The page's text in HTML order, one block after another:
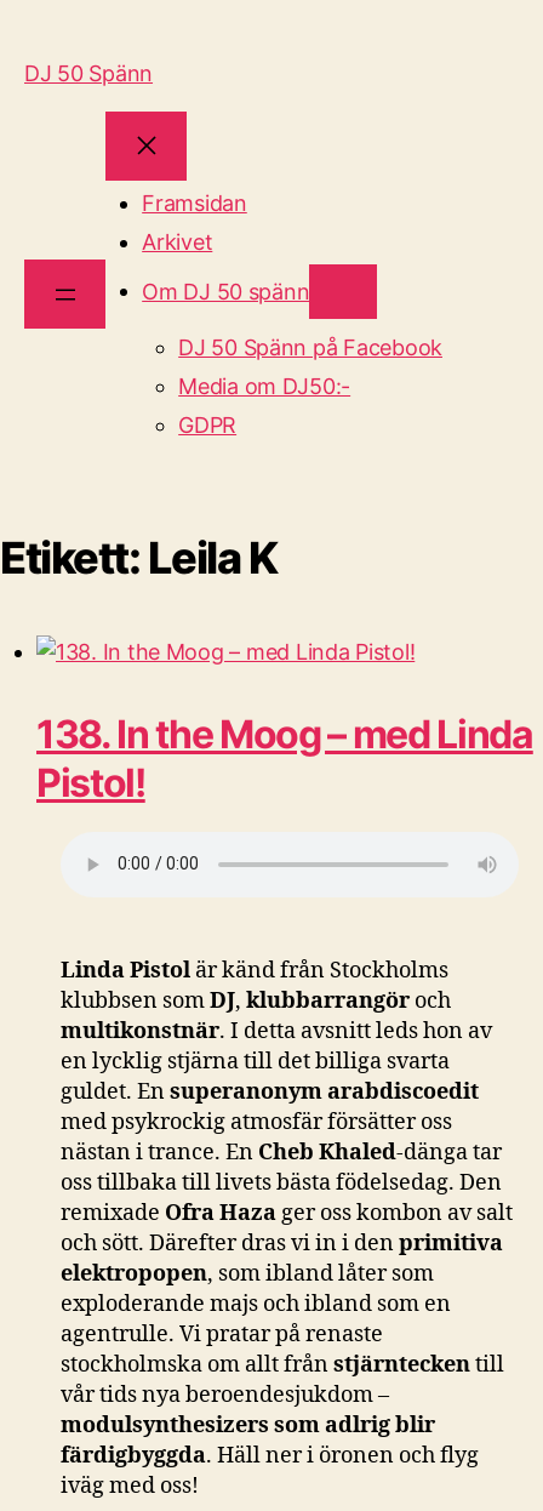
DJ 50 Spänn
Framsidan
Arkivet
Om DJ 50 spänn
DJ 50 Spänn på Facebook
Media om DJ50:-
GDPR
Etikett: Leila K
138. In the Moog – med Linda
Pistol!
Linda Pistol är känd från Stockholms
klubbsen somDJ, klubbarrangör och
multikonstnär. I detta avsnitt leds hon av
en lycklig stjärna till det billiga svarta
guldet. Ensuperanonym arabdiscoedit
med psykrockig atmosfär försätter oss
nästan i trance. En Cheb Khaled-dänga tar
oss tillbaka till livets bästa födelsedag. Den
remixade Ofra Hazager oss kombon av salt
och sött. Därefter dras vi in i denprimitiva
elektropopen, som ibland låter som
exploderande majs och ibland som en
agentrulle. Vi pratar på renaste
stockholmska om allt frånstjärnteckentill
vår tids nya beroendesjukdom –
modulsynthesizers som adlrig blir
färdigbyggda. Häll ner i öronen och flyg
iväg med oss!